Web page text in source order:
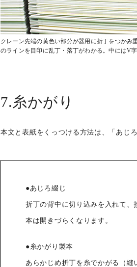
クレーン先端の黄色い部分が器用に折丁をつか
のラインを目印に乱丁・落丁がわかる。中にはV
7.糸かがり
本文と表紙をくっつける方法は、「あじ
●あじろ綴じ
折丁の背中に切り込みを入れて
本は開きづらくなります。
●糸かがり製本
あらかじめ折丁を糸でかがる（